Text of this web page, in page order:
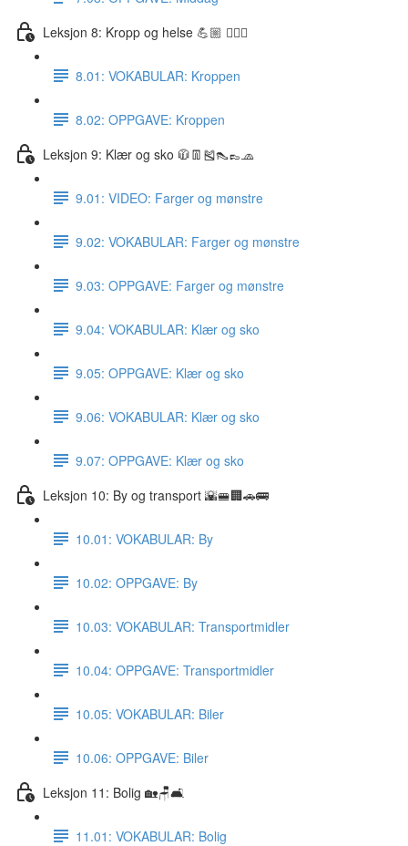
Leksjon 8: Kropp og helse 💪🏼 🏋🏽‍♀️
8.01: VOKABULAR: Kroppen
8.02: OPPGAVE: Kroppen
Leksjon 9: Klær og sko 🧥👖🎽👠👞🧢
9.01: VIDEO: Farger og mønstre
9.02: VOKABULAR: Farger og mønstre
9.03: OPPGAVE: Farger og mønstre
9.04: VOKABULAR: Klær og sko
9.05: OPPGAVE: Klær og sko
9.06: VOKABULAR: Klær og sko
9.07: OPPGAVE: Klær og sko
Leksjon 10: By og transport 🌇🚝🏢🚗🚌
10.01: VOKABULAR: By
10.02: OPPGAVE: By
10.03: VOKABULAR: Transportmidler
10.04: OPPGAVE: Transportmidler
10.05: VOKABULAR: Biler
10.06: OPPGAVE: Biler
Leksjon 11: Bolig 🏡🪑🛋
11.01: VOKABULAR: Bolig